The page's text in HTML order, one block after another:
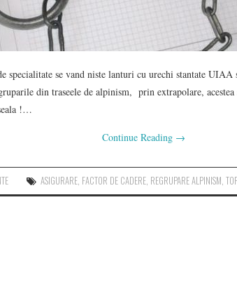
specialitate se vand niste lanturi cu urechi stantate UIAA
din traseele de alpinism, prin extrapolare,
!…
Continue Reading →
ASIGURARE, FACTOR DE CADERE, REGRUPARE ALPINISM,